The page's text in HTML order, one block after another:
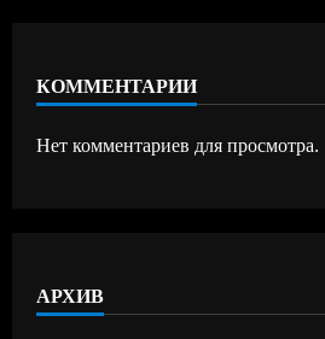
КОММЕНТАРИИ
Нет комментариев для просмотра.
АРХИВ